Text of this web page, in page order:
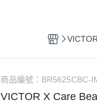
商品編號： BR5625CBC-
VICTOR X Care